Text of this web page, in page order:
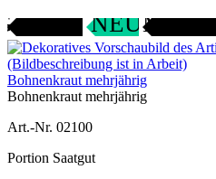
NEU
Bohnenkraut mehrjährig
Bohnenkraut mehrjährig
Art.-Nr. 02100
Portion Saatgut